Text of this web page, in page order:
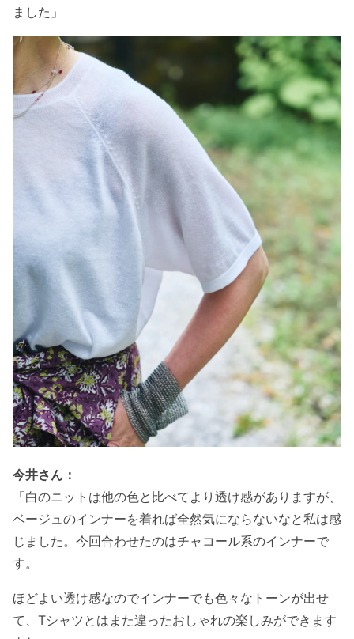
ました」
今井さん：
「白のニットは他の色と比べてより透け感がありますが、
ベージュのインナーを着れば全然気にならないなと私は感
じました。今回合わせたのはチャコール系のインナーで
す。
ほどよい透け感なのでインナーでも色々なトーンが出せ
て、Tシャツとはまた違ったおしゃれの楽しみができます